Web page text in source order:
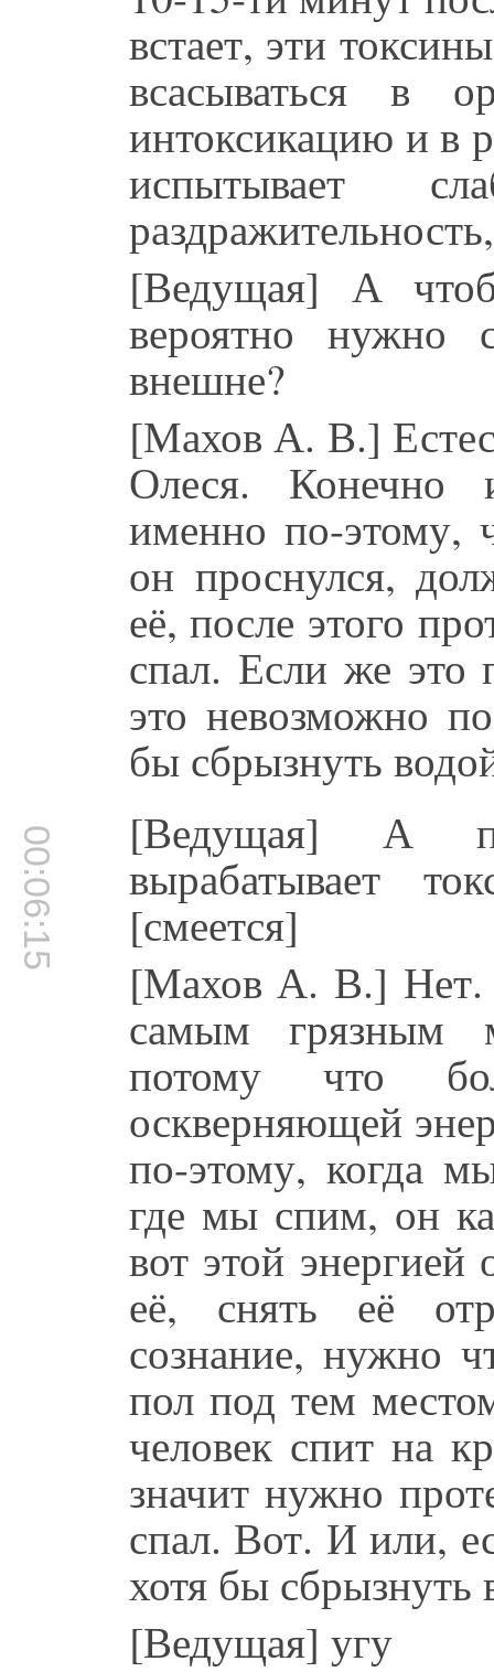
встает, эти
всасываться в
интоксикацию и в
испытывает
[Ведущая] А
вероятно нужно
внешне?
[Махов А. В.]
Олеся. Конечно
именно по-этому,
он проснулся,
её, после этого
спал. Если же это
это невозможно
бы сбрызнуть
00:06:15 [Ведущая] А
вырабатывает
[смеется]
[Махов А. В.] Нет.
самым грязным
потому что
оскверняющей
по-этому, когда
где мы спим, он
вот этой
её, снять её
сознание, нужно
пол под тем
человек спит на
значит нужно
спал. Вот. И или,
хотя бы сбрызнуть
[Ведущая] угу